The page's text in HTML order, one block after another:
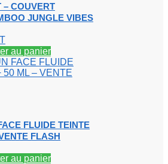
– COUVERT
JUNGLE VIBES
au panier
FLUIDE TEINTE
FLASH
au panier